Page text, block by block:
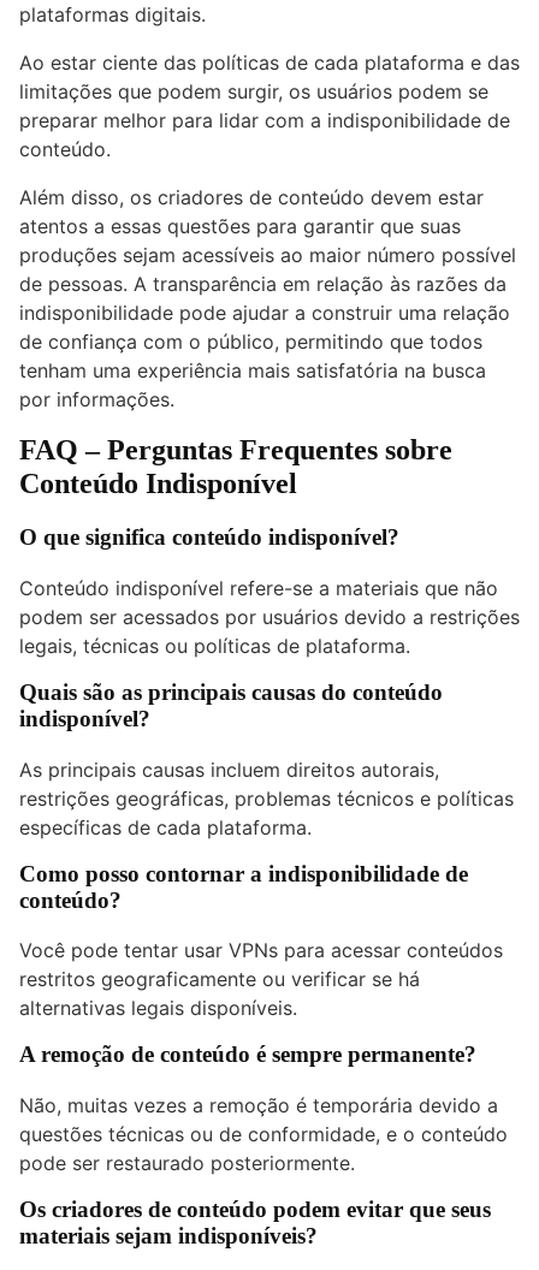
plataformas digitais.
Ao estar ciente das políticas de cada plataforma e das
limitações que podem surgir, os usuários podem se
preparar melhor para lidar com a indisponibilidade de
conteúdo.
Além disso, os criadores de conteúdo devem estar
atentos a essas questões para garantir que suas
produções sejam acessíveis ao maior número possível
de pessoas. A transparência em relação às razões da
indisponibilidade pode ajudar a construir uma relação
de confiança com o público, permitindo que todos
tenham uma experiência mais satisfatória na busca
por informações.
FAQ – Perguntas Frequentes sobre
Conteúdo Indisponível
O que significa conteúdo indisponível?
Conteúdo indisponível refere-se a materiais que não
podem ser acessados por usuários devido a restrições
legais, técnicas ou políticas de plataforma.
Quais são as principais causas do conteúdo
indisponível?
As principais causas incluem direitos autorais,
restrições geográficas, problemas técnicos e políticas
específicas de cada plataforma.
Como posso contornar a indisponibilidade de
conteúdo?
Você pode tentar usar VPNs para acessar conteúdos
restritos geograficamente ou verificar se há
alternativas legais disponíveis.
A remoção de conteúdo é sempre permanente?
Não, muitas vezes a remoção é temporária devido a
questões técnicas ou de conformidade, e o conteúdo
pode ser restaurado posteriormente.
Os criadores de conteúdo podem evitar que seus
materiais sejam indisponíveis?